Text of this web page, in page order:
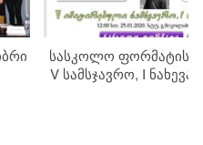
სასკოლო ფორმატის II
V სამსჯავრო, I